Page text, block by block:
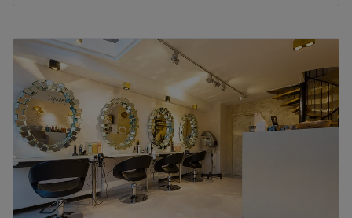
Dinsdag
Gesloten
Woensdag
Donderdag
19:00
Vrijdag
10:00 –19:00
Zaterdag
10:00–19:00
Zondag
11:00
Six Mondes de Beauté, situé à Bruxelles, est un institut où
Irina et son équipe offrent une gamme complète de soins